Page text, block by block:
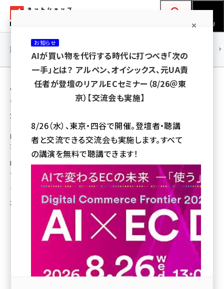
ン
ネットショップ担当者フォーラム
MENU
yahoo (1899)
楽天 (1871)
アスクル (1117)
base (1071)
ビィ・フォアード (773)
revico (739)
連載・特集 |
用語「ファインドスター」 が使われている記事
の一覧
全 2 記事中 1 ～ 2 を表示中
EC・通販の人材紹介事業にファインドスター
が参入、子会社通じ事業を展開
EC・通販支援のファインドスターは人材事業を手掛けるグループ会社、
ニュースターが通販・EC業界に特化した人材紹介事業を始めたと発表
瀧川 正実
2014年4月23日 11:44
お知らせ
AIが買い物を代行する時代に打つべき「次の
一手」とは？ アルペン、オイシックス、元UA責
任者が登壇のリアルECセミナー（8/26＠東
京）【交流会も実施】
8/26（水）、東京・四谷で開催。登壇者・聴講
者と交流できる交流会も実施します。すべて
の講演を無料で聴講できます！